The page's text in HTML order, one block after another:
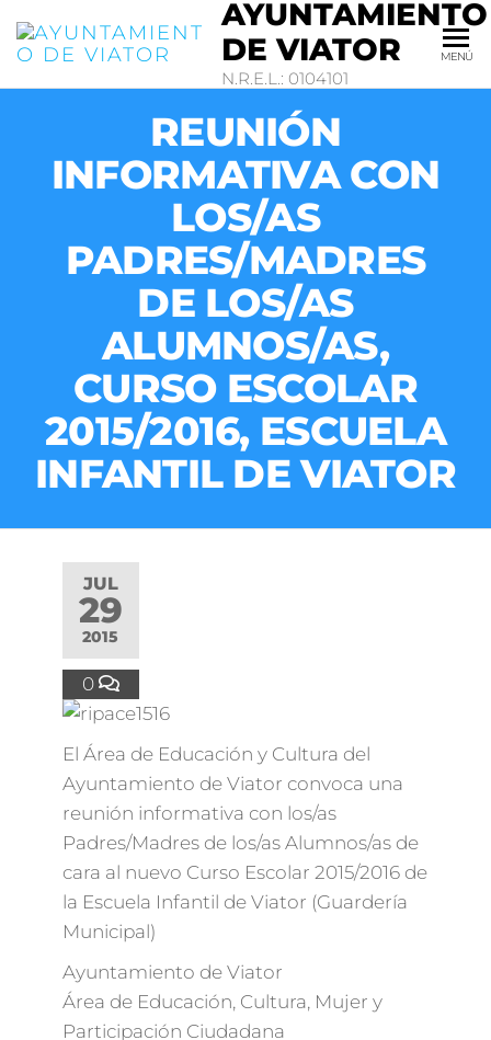
AYUNTAMIENTO
DE VIATOR
N.R.E.L.: 0104101
MENÚ
REUNIÓN
INFORMATIVA CON
LOS/AS
PADRES/MADRES
DE LOS/AS
ALUMNOS/AS,
CURSO ESCOLAR
2015/2016, ESCUELA
INFANTIL DE VIATOR
JUL
29
2015
0
El Área de Educación y Cultura del
Ayuntamiento de Viator convoca una
reunión informativa con los/as
Padres/Madres de los/as Alumnos/as de
cara al nuevo Curso Escolar 2015/2016 de
la Escuela Infantil de Viator (Guardería
Municipal)
Ayuntamiento de Viator
Área de Educación, Cultura, Mujer y
Participación Ciudadana